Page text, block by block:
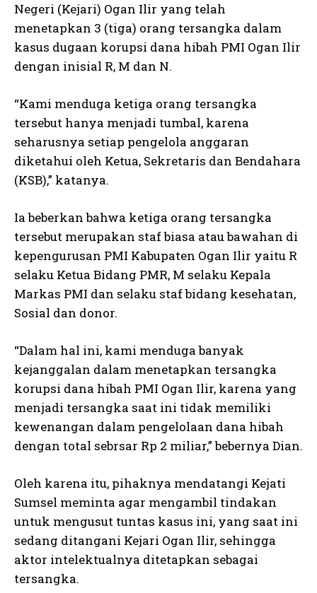
Negeri (Kejari) Ogan Ilir yang telah
menetapkan 3 (tiga) orang tersangka dalam
kasus dugaan korupsi dana hibah PMI Ogan Ilir
dengan inisial R, M dan N.
“Kami menduga ketiga orang tersangka
tersebut hanya menjadi tumbal, karena
seharusnya setiap pengelola anggaran
diketahui oleh Ketua, Sekretaris dan Bendahara
(KSB),” katanya.
Ia beberkan bahwa ketiga orang tersangka
tersebut merupakan staf biasa atau bawahan di
kepengurusan PMI Kabupaten Ogan Ilir yaitu R
selaku Ketua Bidang PMR, M selaku Kepala
Markas PMI dan selaku staf bidang kesehatan,
Sosial dan donor.
“Dalam hal ini, kami menduga banyak
kejanggalan dalam menetapkan tersangka
korupsi dana hibah PMI Ogan Ilir, karena yang
menjadi tersangka saat ini tidak memiliki
kewenangan dalam pengelolaan dana hibah
dengan total sebrsar Rp 2 miliar,” bebernya Dian.
Oleh karena itu, pihaknya mendatangi Kejati
Sumsel meminta agar mengambil tindakan
untuk mengusut tuntas kasus ini, yang saat ini
sedang ditangani Kejari Ogan Ilir, sehingga
aktor intelektualnya ditetapkan sebagai
tersangka.